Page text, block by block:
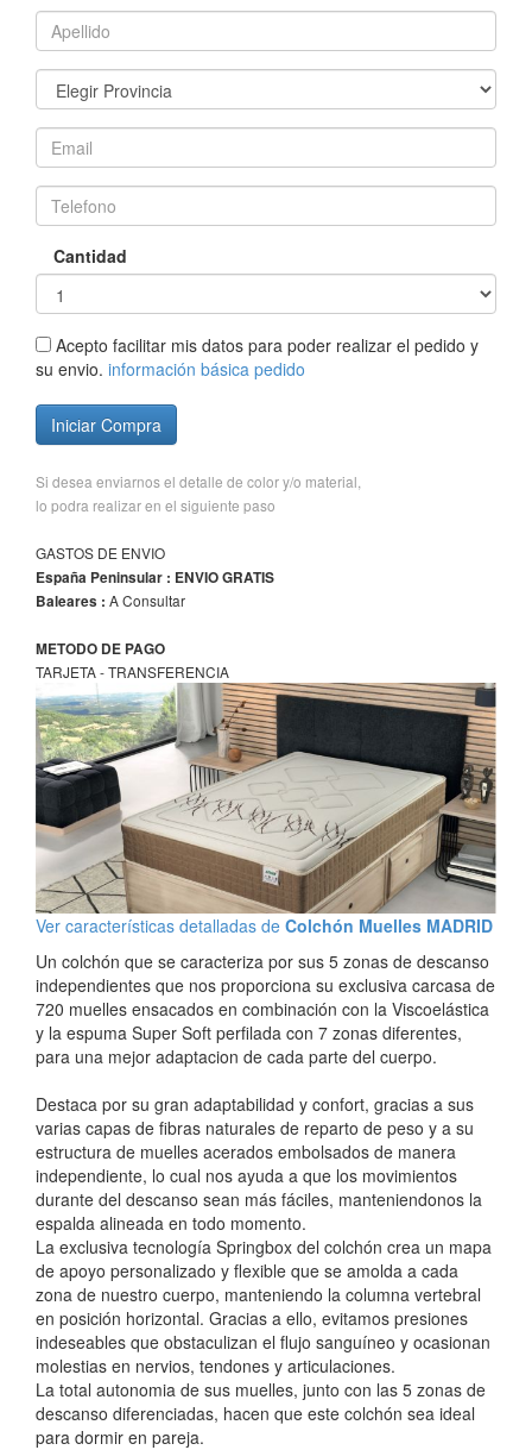
Cantidad
Acepto facilitar mis datos para poder realizar el pedido y
su envio. información básica pedido
Iniciar Compra
Si desea enviarnos el detalle de color y/o material,
lo podra realizar en el siguiente paso
GASTOS DE ENVIO
España Peninsular : ENVIO GRATIS
Baleares : A Consultar
METODO DE PAGO
TARJETA - TRANSFERENCIA
Ver características detalladas de Colchón Muelles MADRID
Un colchón que se caracteriza por sus 5 zonas de descanso
independientes que nos proporciona su exclusiva carcasa de
720 muelles ensacados en combinación con la Viscoelástica
y la espuma Super Soft perfilada con 7 zonas diferentes,
para una mejor adaptacion de cada parte del cuerpo.
Destaca por su gran adaptabilidad y confort, gracias a sus
varias capas de fibras naturales de reparto de peso y a su
estructura de muelles acerados embolsados de manera
independiente, lo cual nos ayuda a que los movimientos
durante del descanso sean más fáciles, manteniendonos la
espalda alineada en todo momento.
La exclusiva tecnología Springbox del colchón crea un mapa
de apoyo personalizado y flexible que se amolda a cada
zona de nuestro cuerpo, manteniendo la columna vertebral
en posición horizontal. Gracias a ello, evitamos presiones
indeseables que obstaculizan el flujo sanguíneo y ocasionan
molestias en nervios, tendones y articulaciones.
La total autonomia de sus muelles, junto con las 5 zonas de
descanso diferenciadas, hacen que este colchón sea ideal
para dormir en pareja.